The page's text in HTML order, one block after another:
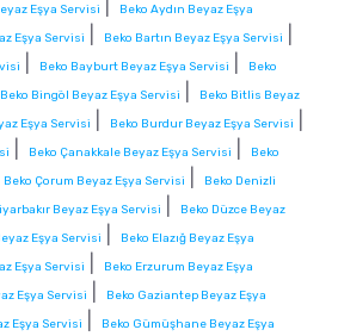
Eşya Servisi
Beko Aydın Beyaz Eşya
Eşya Servisi Beko Bartın Beyaz Eşya Servisi
Beko Bayburt Beyaz Eşya Servisi
Beko
Beko Bingöl Beyaz Eşya Servisi
Beko Bitlis Beyaz
Eşya Servisi Beko Burdur Beyaz Eşya Servisi
Beko Çanakkale Beyaz Eşya Servisi
Beko
Beko Çorum Beyaz Eşya Servisi
Beko Denizli
Beyaz Eşya Servisi
Beko Düzce Beyaz
Eşya Servisi
Beko Elazığ Beyaz Eşya
Eşya Servisi
Beko Erzurum Beyaz Eşya
Eşya Servisi
Beko Gaziantep Beyaz Eşya
Eşya Servisi
Beko Gümüşhane Beyaz Eşya